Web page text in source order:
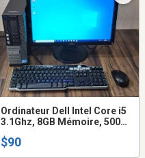
Ordinateur Dell Intel Core i5
3.1Ghz, 8GB Mémoire, 500GB
souris WiFi
$90